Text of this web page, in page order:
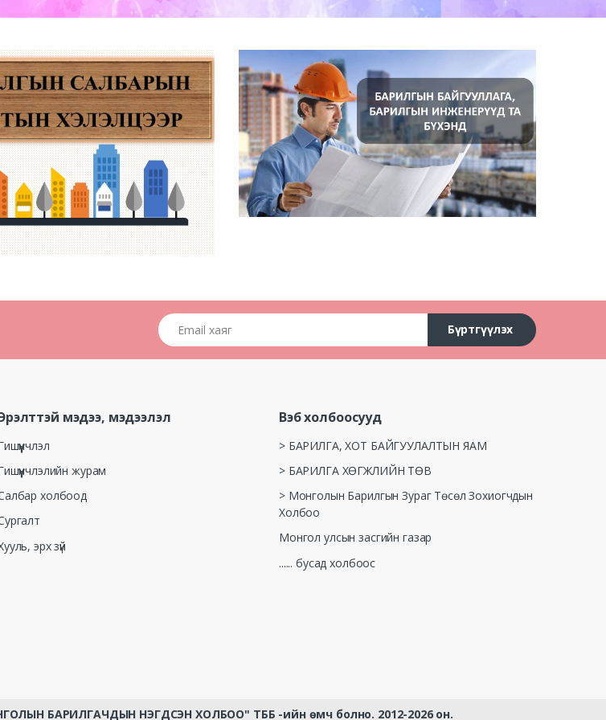
Email хаяг
Бүртгүүлэх
мэдээ, мэдээлэл
журам
холбоод
эрх зүй
Вэб холбоосууд
> БАРИЛГА, ХОТ БАЙГУУЛАЛТЫН ЯАМ
> БАРИЛГА ХӨГЖЛИЙН ТӨВ
> Монголын Барилгын Зураг Төсөл Зохиогчдын
Холбоо
Монгол улсын засгийн газар
...... бусад холбоос
БАРИЛГАЧДЫН НЭГДСЭН ХОЛБОО" ТББ -ийн өмч болно. 2012-2026 он.